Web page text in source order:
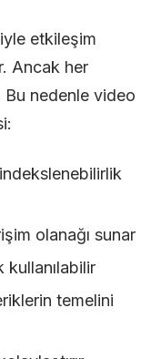
etkileşim
Ancak her
nedenle video
olanağı sunar
temelini